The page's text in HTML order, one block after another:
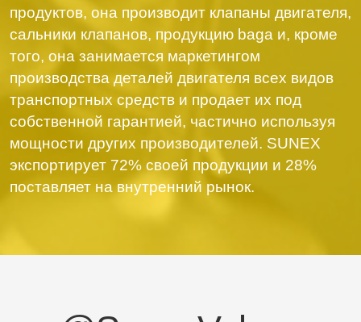
продуктов, она производит клапаны двигателя,
сальники клапанов, продукцию baga и, кроме
того, она занимается маркетингом
производства деталей двигателя всех видов
транспортных средств и продает их под
собственной гарантией, частично используя
мощности других производителей. SUNEX
экспортирует 72% своей продукции и 28%
поставляет на внутренний рынок.